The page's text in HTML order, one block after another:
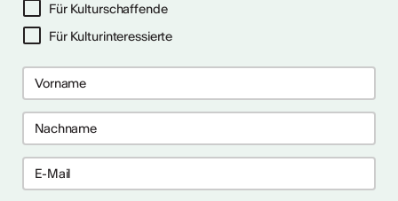
2027 in Prag
bis 28. April 2027) ist ein 10-
für Recherche-,
Es bietet
kollektive Begleitung und
10. September
Für Kulturschaffende
Für Kulturinteressierte